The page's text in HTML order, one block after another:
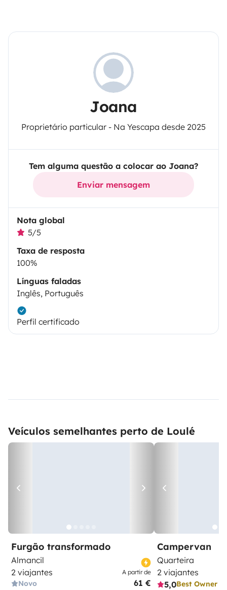
Joana
Proprietário particular - Na Yescapa desde 2025
Tem alguma questão a colocar ao Joana?
Enviar mensagem
Nota global
5/5
Taxa de resposta
100%
Línguas faladas
Inglês, Português
Perfil certificado
Veículos semelhantes perto de Loulé
Furgão transformado
Almancil
2 viajantes
Novo
A partir de
61 €
Campervan
Quarteira
2 viajantes
5,0Best Owner